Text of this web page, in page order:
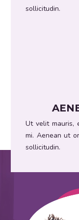
sollicitudin.
Ut velit mauris,
mi. Aenean ut
sollicitudin.